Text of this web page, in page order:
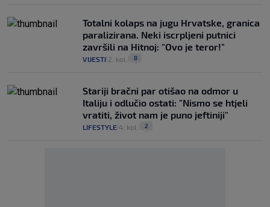
Totalni kolaps na jugu Hrvatske, granica
paralizirana. Neki iscrpljeni putnici
završili na Hitnoj: "Ovo je teror!"
VIJESTI 2. kol. 8
Stariji bračni par otišao na odmor u
Italiju i odlučio ostati: "Nismo se htjeli
vratiti, život nam je puno jeftiniji"
LIFESTYLE 4. kol. 2